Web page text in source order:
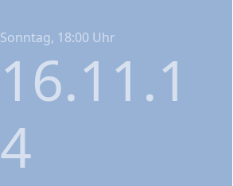
Sonntag, 18:00 Uhr
16.11.1
4